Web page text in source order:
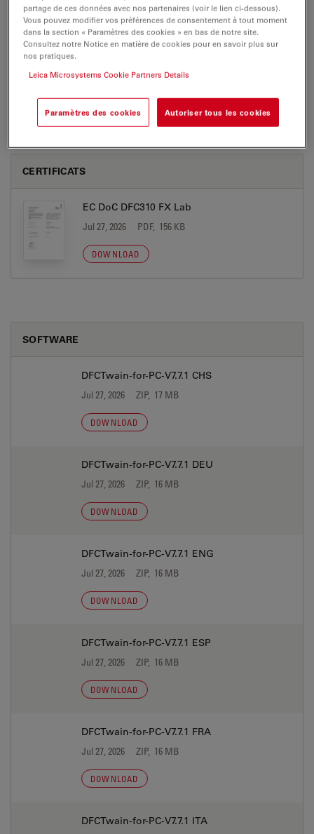
Leica DFC310 FX-Brochure jp
CERTIFICATS
EC DoC DFC310 FX Lab
Jul 27, 2026 PDF, 156 KB
DOWNLOAD
SOFTWARE
DFCTwain-for-PC-V7.7.1 CHS
Jul 27, 2026 ZIP, 17 MB
DOWNLOAD
DFCTwain-for-PC-V7.7.1 DEU
Jul 27, 2026 ZIP, 16 MB
DOWNLOAD
DFCTwain-for-PC-V7.7.1 ENG
Jul 27, 2026 ZIP, 16 MB
DOWNLOAD
DFCTwain-for-PC-V7.7.1 ESP
Jul 27, 2026 ZIP, 16 MB
DOWNLOAD
DFCTwain-for-PC-V7.7.1 FRA
Jul 27, 2026 ZIP, 16 MB
DOWNLOAD
DFCTwain-for-PC-V7.7.1 ITA
partage de ces données avec nos partenaires (voir le lien ci-dessous).
Vous pouvez modifier vos préférences de consentement à tout moment
dans la section « Paramètres des cookies » en bas de notre site.
Consultez notre Notice en matière de cookies pour en savoir plus sur
nos pratiques.
Leica Microsystems Cookie Partners Details
Paramètres des cookies Autoriser tous les cookies